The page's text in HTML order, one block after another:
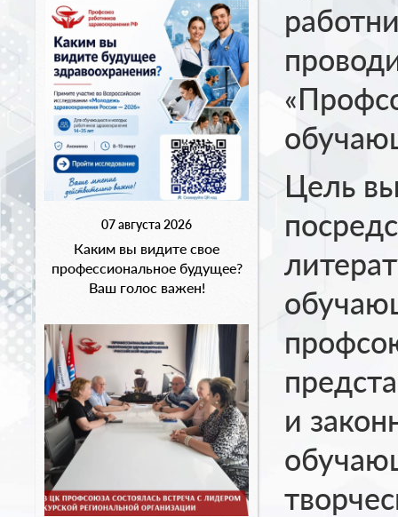
07 августа 2026
Каким вы видите свое
профессиональное будущее?
Ваш голос важен!
Цель
и